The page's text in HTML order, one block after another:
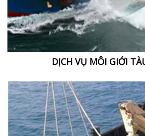
DỊCH VỤ MÔI GIỚI